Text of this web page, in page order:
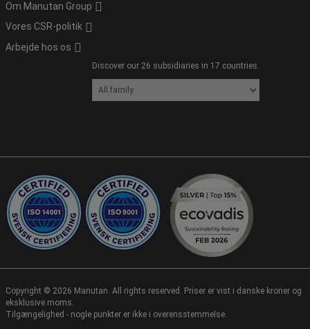
Om Manutan Group
Vores CSR-politik
Arbejde hos os
Discover our 26 subsidiaries in 17 countries.
Copyright © 2026 Manutan. All rights reserved. Priser er vist i danske kroner og
eksklusive moms.
Tilgængelighed - nogle punkter er ikke i overensstemmelse.